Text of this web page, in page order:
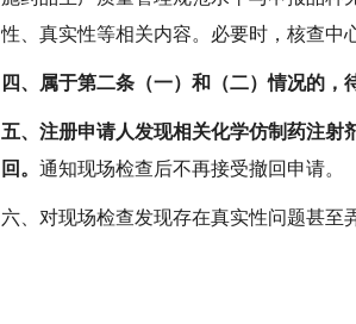
性、真实性等相关内容。必要时，核查中
四、属于第二条（一）和（二）情况的
五、注册申请人发现相关化学仿制药注
回。 通知现场检查后不再接受撤回申请。
六、对现场检查发现存在真实性问题甚至